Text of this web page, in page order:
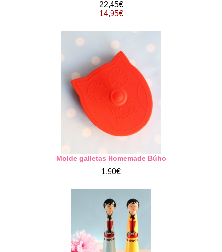
22,45€
14,95€
Molde galletas Homemade Búho
1,90€